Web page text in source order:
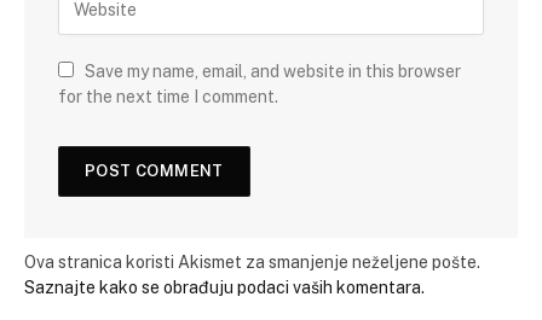
Save my name, email, and website in this browser
for the next time I comment.
Ova stranica koristi Akismet za smanjenje neželjene pošte.
Saznajte kako se obrađuju podaci vaših komentara.